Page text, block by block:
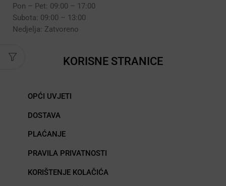
Pon – Pet: 09:00 – 17:00
Subota: 09:00 – 13:00
Nedjelja: Zatvoreno
KORISNE STRANICE
OPĆI UVJETI
DOSTAVA
PLAĆANJE
PRAVILA PRIVATNOSTI
KORIŠTENJE KOLAČIĆA